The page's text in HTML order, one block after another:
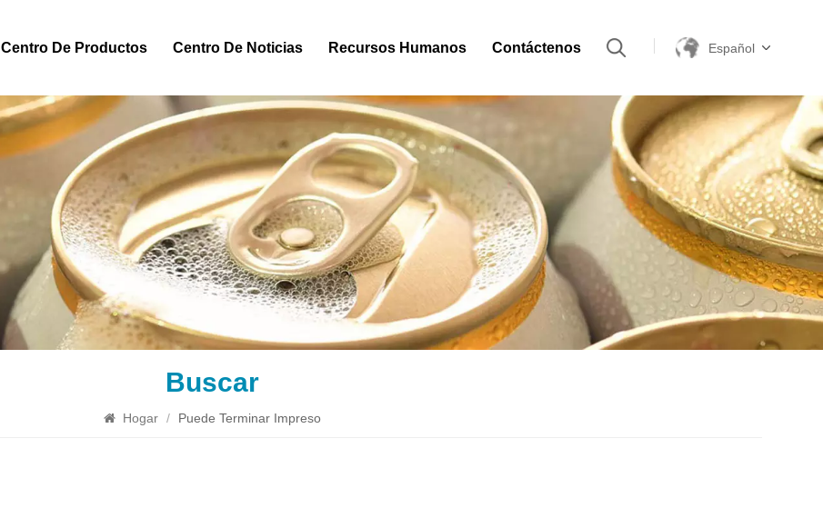
Centro De Productos Centro De Noticias Recursos Humanos Contáctenos Español
Buscar
Hogar / Puede Terminar Impreso